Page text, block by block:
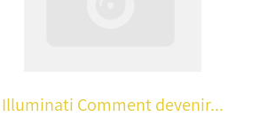
Illuminati Comment devenir...